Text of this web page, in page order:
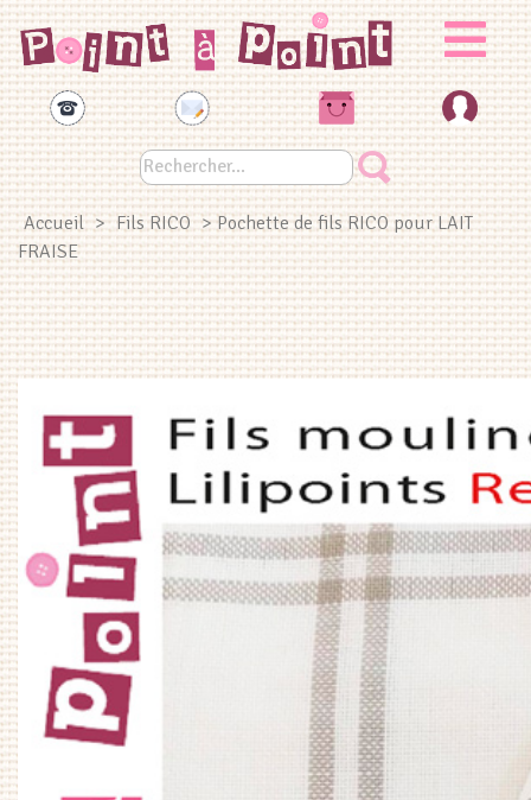
Accueil > Fils RICO > Pochette de fils RICO pour LAIT
FRAISE
Panneau de gestion des cookies